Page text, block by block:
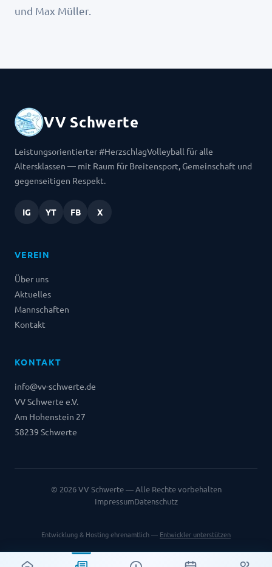
und Max Müller.
VV Schwerte
Leistungsorientierter #HerzschlagVolleyball für alle
Altersklassen — mit Raum für Breitensport, Gemeinschaft und
gegenseitigen Respekt.
IG YT FB X
VEREIN
Über uns
Aktuelles
Mannschaften
Kontakt
KONTAKT
info@vv-schwerte.de
VV Schwerte e.V.
Am Hohenstein 27
58239 Schwerte
© 2026VV Schwerte — Alle Rechte vorbehalten
ImpressumDatenschutz
Entwicklung & Hosting ehrenamtlich — Entwickler unterstützen